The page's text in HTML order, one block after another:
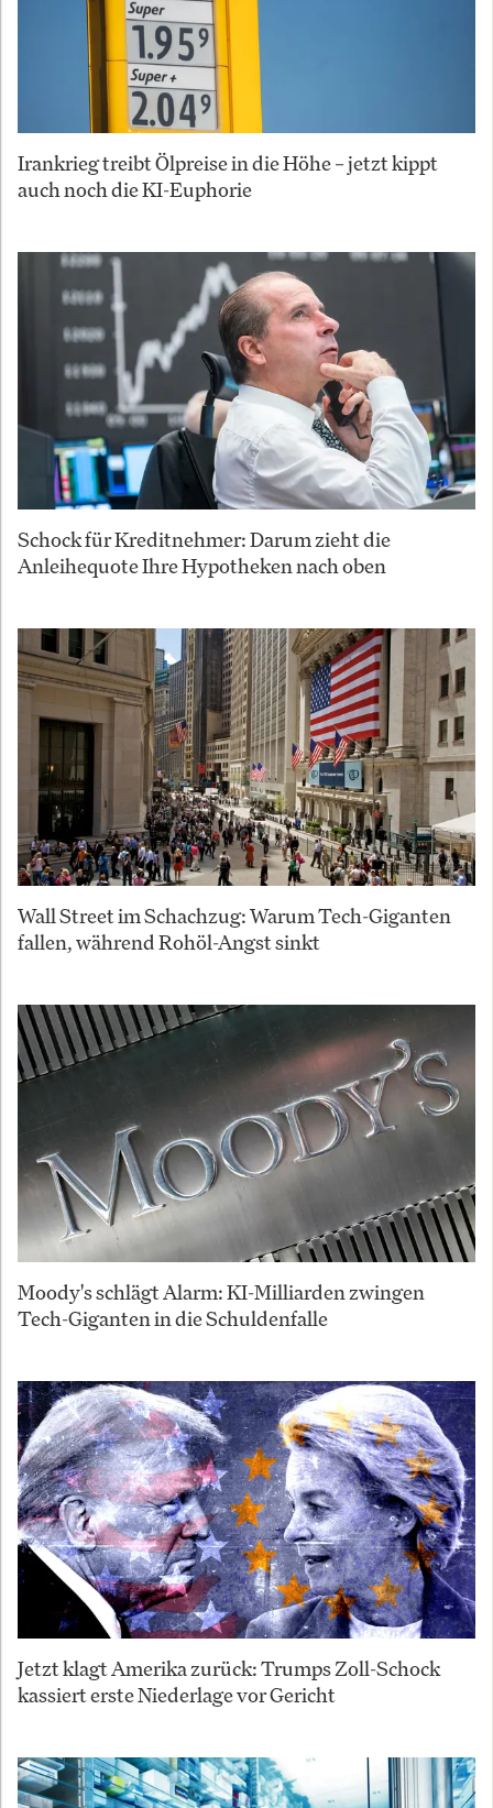
Irankrieg treibt Ölpreise in die Höhe – jetzt kippt
auch noch die KI-Euphorie
Schock für Kreditnehmer: Darum zieht die
Anleihequote Ihre Hypotheken nach oben
Wall Street im Schachzug: Warum Tech-Giganten
fallen, während Rohöl-Angst sinkt
Moody's schlägt Alarm: KI-Milliarden zwingen
Tech-Giganten in die Schuldenfalle
Jetzt klagt Amerika zurück: Trumps Zoll-Schock
kassiert erste Niederlage vor Gericht